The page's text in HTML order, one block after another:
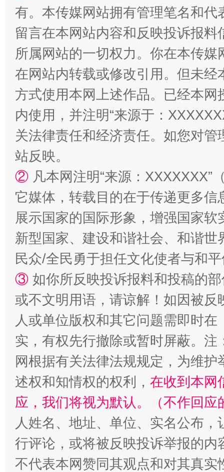
如何以同查同治破解风腐交织难题 养老服
有。本传媒网站拥有管理笔名和
留言在本网站内容和反映投诉报
所属网站的一切权力。你在本传
在网站内转载或修改引用。但未
方式使用本网上述作品。已经本
内使用，并注明“来源于：
关法律责任和经济责任。如您对
站反映。
② 凡本网注明“来源：
它媒体，转载目的在于传递更多
展示国家的国际形象，增强国家
新型国家、建设和谐社会、和谐
民众/全民勇于担任文化使者与和
③ 如你所反映投诉报料和投稿的
或不文明用语，请谅解！如因被
人或单位版权和其它问题需即时在
实，有权先行撤除或暂时屏蔽。
网根据有关法律法规规定，为维
述权和知情权的权利， 在收到本网
应，我们将视为默认。（不作回应
人姓名、地址、单位、实名公布
行评论，或将被反映投诉举报的
不代表本网赞同其观点和对其真实